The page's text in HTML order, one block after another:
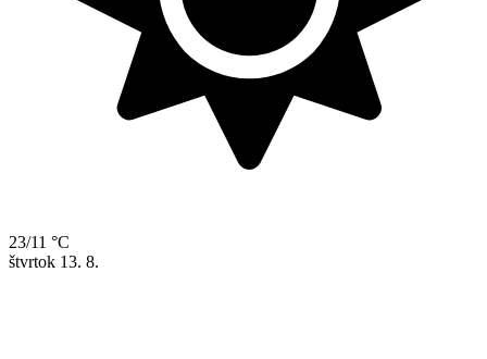
23/11 °C
štvrtok 13. 8.